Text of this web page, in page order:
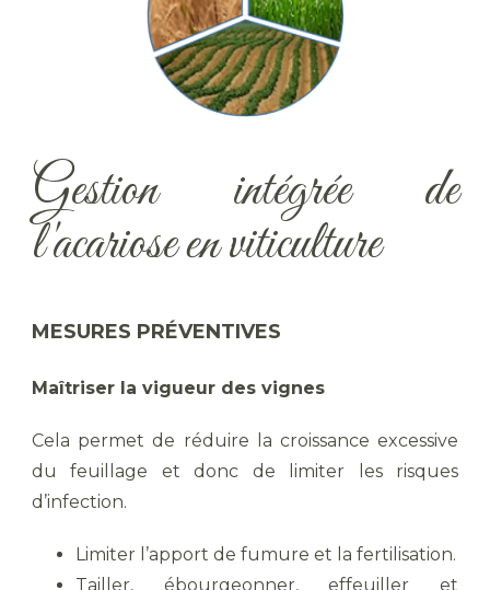
Gestion intégrée de
l'acariose en viticulture
MESURES PRÉVENTIVES
Maîtriser la vigueur des vignes
Cela permet de réduire la croissance excessive
du feuillage et donc de limiter les risques
d’infection.
Limiter l’apport de fumure et la fertilisation.
Tailler, ébourgeonner, effeuiller et